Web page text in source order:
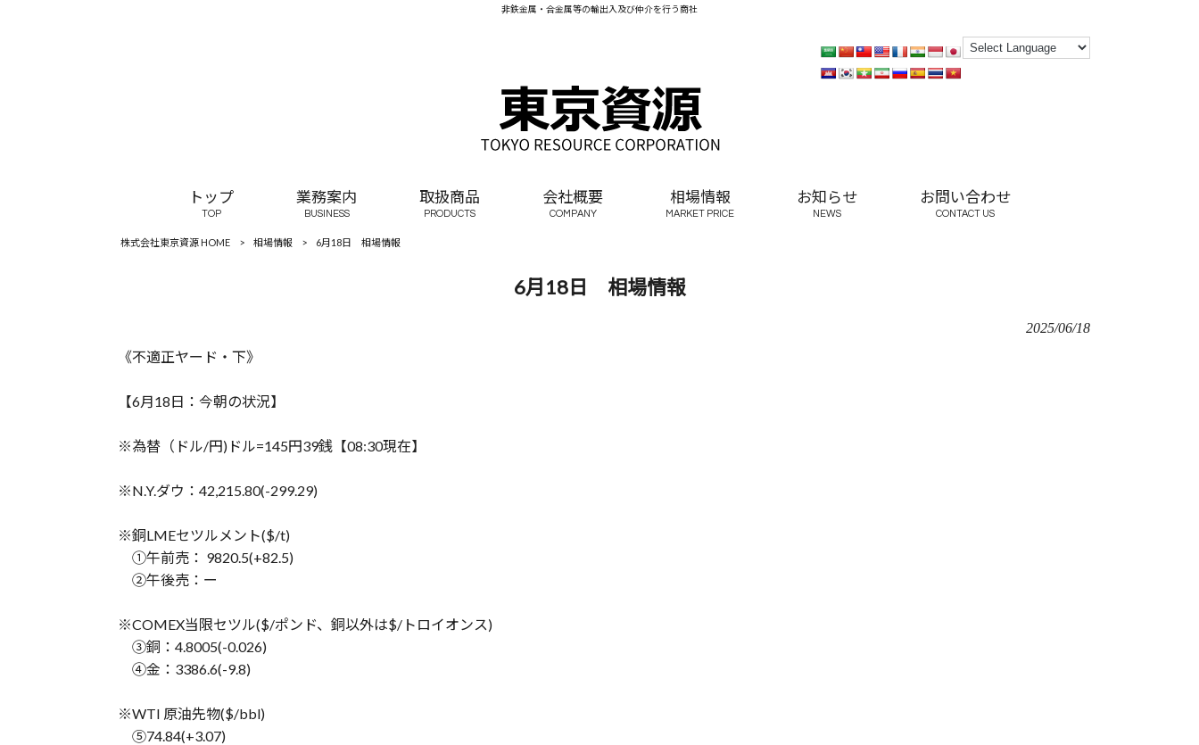
非鉄金属・合金属等の輸出入及び仲介を行う商社
トップ
TOP
業務案内
BUSINESS
取扱商品
PRODUCTS
会社概要
COMPANY
相場情報
MARKET PRICE
お知らせ
NEWS
お問い合わせ
CONTACT US
株式会社東京資源 HOME > 相場情報 > 6月18日 相場情報
6月18日 相場情報
2025/06/18
《不適正ヤード・下》
【6月18日：今朝の状況】
※為替（ドル/円)ドル=145円39銭【08:30現在】
※N.Y.ダウ：42,215.80(-299.29)
※銅LMEセツルメント($/t)
①午前売： 9820.5(+82.5)
②午後売：ー
※COMEX当限セツル($/ポンド、銅以外は$/トロイオンス)
③銅：4.8005(-0.026)
④金：3386.6(-9.8)
※WTI 原油先物($/bbl)
⑤74.84(+3.07)